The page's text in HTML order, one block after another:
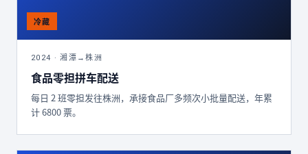
2024 · 湘潭→株洲
食品零担拼车配送
每日 2 班零担发往株洲，承接食品厂多频次小批量配送，年累
计 6800 票。